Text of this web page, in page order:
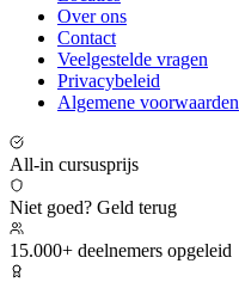
Over ons
Contact
Veelgestelde vragen
Privacybeleid
Algemene voorwaarden
All-in cursusprijs
Niet goed? Geld terug
15.000+ deelnemers opgeleid